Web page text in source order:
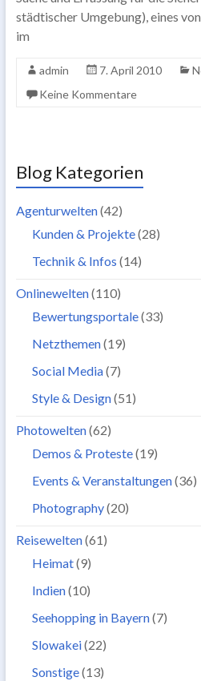
städtischer Umgebung), eines
im
admin 7. April 2010
Keine Kommentare
Blog Kategorien
Agenturwelten(42)
Kunden & Projekte(28)
Technik & Infos (14)
Onlinewelten(110)
Bewertungsportale(33)
Netzthemen(19)
Social Media(7)
Style & Design(51)
Photowelten(62)
Demos & Proteste(19)
Events & Veranstaltungen(36)
Photography(20)
Reisewelten(61)
Heimat(9)
Indien(10)
Seehopping in Bayern(7)
Slowakei(22)
Sonstige(13)